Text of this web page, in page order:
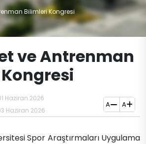
Bilimleri Kongresi
ve Antrenman
Haziran 2026
Haziran 2026
A A
Spor Araştırmaları Uygulama